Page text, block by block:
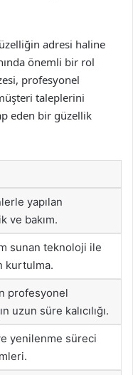
adresi haline
önemli bir rol
profesyonel
taleplerini
eden bir güzellik
yapılan
ve bakım.
sunan teknoloji ile
kurtulma.
profesyonel
uzun süre kalıcılığı.
yenilenme süreci